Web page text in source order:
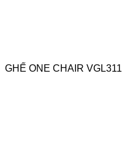
GHẾ ONE CHAIR VGL311